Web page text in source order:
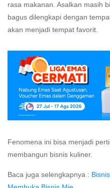
rasa makanan. Asalkan masih
bagus dilengkapi dengan
akan menjadi tempat favorit.
Fenomena ini bisa menjadi
membangun bisnis kuliner.
Baca juga selengkapnya :